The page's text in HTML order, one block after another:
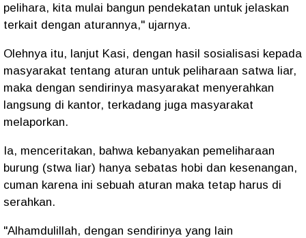
pelihara, kita mulai bangun pendekatan untuk jelaskan
terkait dengan aturannya," ujarnya.
Olehnya itu, lanjut Kasi, dengan hasil sosialisasi kepada
masyarakat tentang aturan untuk peliharaan satwa liar,
maka dengan sendirinya masyarakat menyerahkan
langsung di kantor, terkadang juga masyarakat
melaporkan.
Ia, menceritakan, bahwa kebanyakan pemeliharaan
burung (stwa liar) hanya sebatas hobi dan kesenangan,
cuman karena ini sebuah aturan maka tetap harus di
serahkan.
"Alhamdulillah, dengan sendirinya yang lain